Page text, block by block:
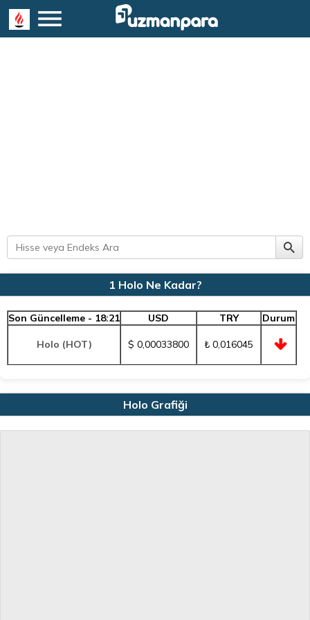
1 Holo Ne Kadar?
Son Güncelleme - 18:21 USD TRY Durum
Holo (HOT) $ 0,00033800 ₺ 0,016045
Holo Grafiği